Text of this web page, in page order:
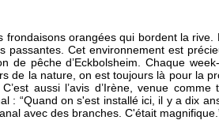
frondaisons orangées qui bordent la rive.
passantes. Cet environnement est
de pêche d’Eckbolsheim. Chaque
de la nature, on est toujours là pour la
aussi l’avis d’Irène, venue comme
: “Quand on s'est installé ici, il y a dix
avec des branches. C'était